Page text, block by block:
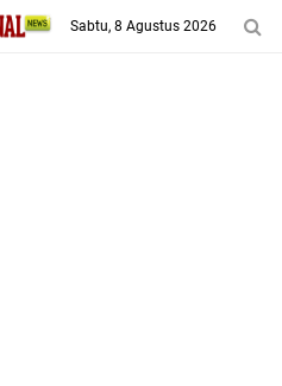
Sabtu, 8 Agustus 2026